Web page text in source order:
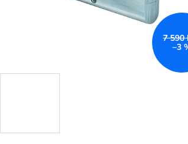
7 590
–3